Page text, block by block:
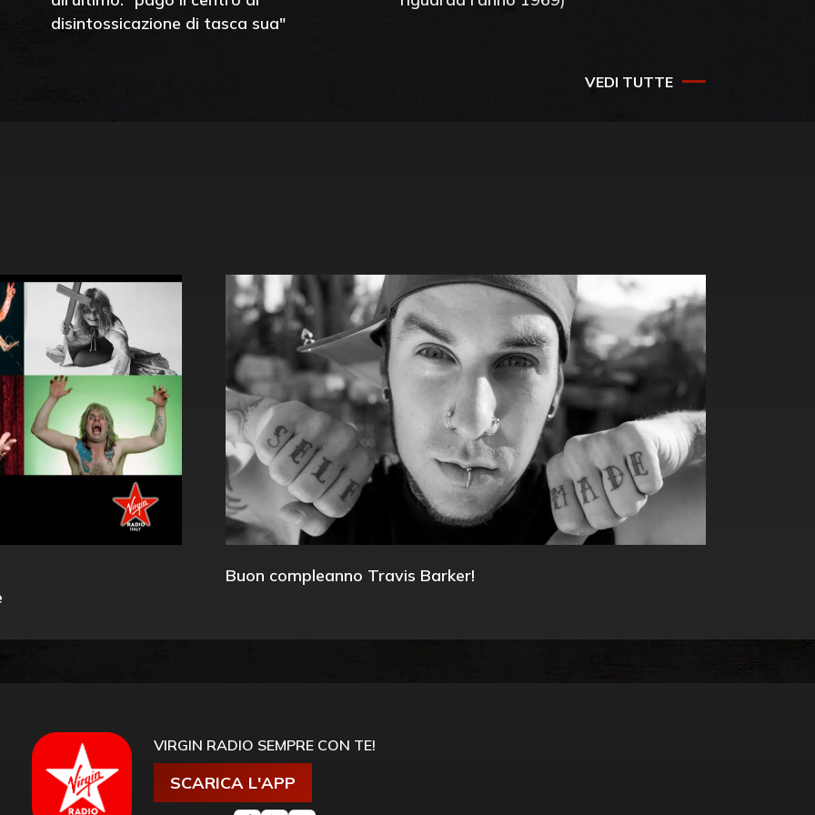
disintossicazione di tasca sua"
VEDI TUTTE
Buon compleanno Travis Barker!
VIRGIN RADIO SEMPRE CON TE!
SCARICA L'APP